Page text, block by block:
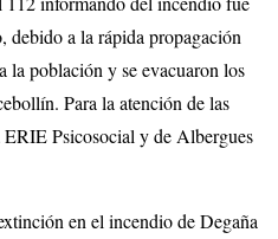
debido a la rápida propagación
la población y se evacuaron los
Para la atención de las
ERIE Psicosocial y de Albergues
en el incendio de Degaña